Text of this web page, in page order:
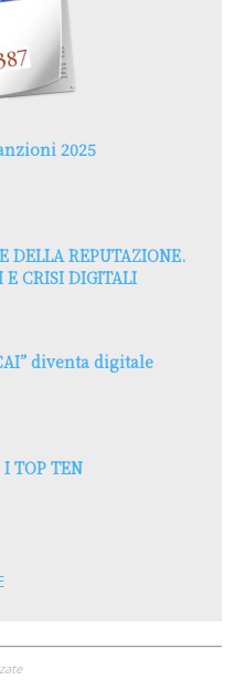
2025
DELLA REPUTAZIONE.
E CRISI DIGITALI
diventa digitale
TOP TEN